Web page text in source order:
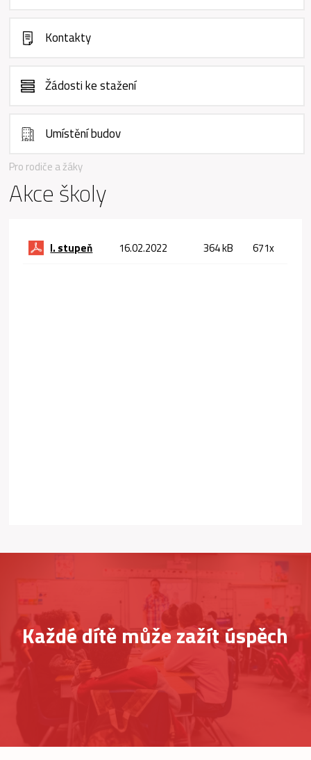
Pro rodiče a žáky
Akce školy
I. stupeň 16.02.2022 364 kB 671x
Kontakty
Žádosti ke stažení
Umístění budov
Každé dítě může zažít úspěch